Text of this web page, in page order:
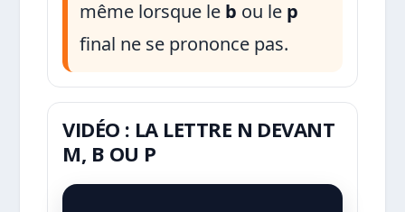
même lorsque le b ou le p
final ne se prononce pas.
VIDÉO : LA LETTRE N DEVANT
M, B OU P